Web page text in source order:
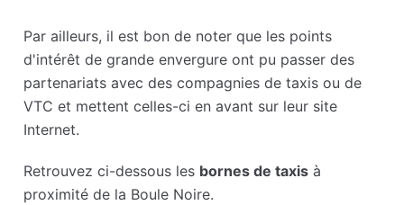
Par ailleurs, il est bon de noter que les points
d'intérêt de grande envergure ont pu passer des
partenariats avec des compagnies de taxis ou de
VTC et mettent celles-ci en avant sur leur site
Internet.
Retrouvez ci-dessous les bornes de taxis à
proximité de la Boule Noire.